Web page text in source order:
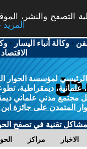
التصفح والنشر،
More info - المزيد
-وكالة أنباء اليسار -
الاقتصاد
الرئيسي لمؤسسة الحوار
علمانية، ديمقراطية،
مجتمع مدني علماني
المتمدن على جائزة
مشاكل تقنية في تصفح
مراكز الاخبار